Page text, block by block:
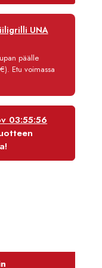
12 kk
3,90 €/kk
2 287,80 €
UNA
päälle
Etu voimassa
03:55:56